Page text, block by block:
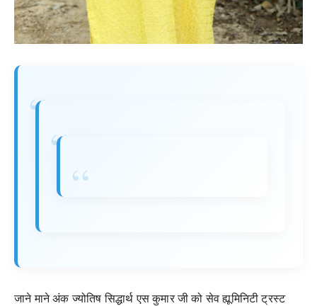
जाने माने अंक ज्योतिष सिद्धार्थ एस कुमार जी को सेव ह्यूमिनिटी ट्रस्ट